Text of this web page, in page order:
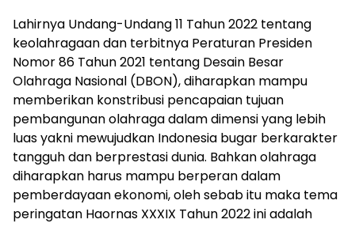
Lahirnya Undang-Undang 11 Tahun 2022 tentang
keolahragaan dan terbitnya Peraturan Presiden
Nomor 86 Tahun 2021 tentang Desain Besar
Olahraga Nasional (DBON), diharapkan mampu
memberikan konstribusi pencapaian tujuan
pembangunan olahraga dalam dimensi yang lebih
luas yakni mewujudkan Indonesia bugar berkarakter
tangguh dan berprestasi dunia. Bahkan olahraga
diharapkan harus mampu berperan dalam
pemberdayaan ekonomi, oleh sebab itu maka tema
peringatan Haornas XXXIX Tahun 2022 ini adalah